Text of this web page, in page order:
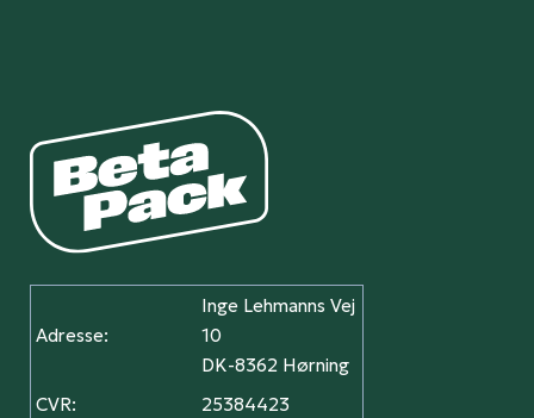
Adresse:
Inge Lehmanns Vej
10
DK-8362 Hørning
CVR:
25384423